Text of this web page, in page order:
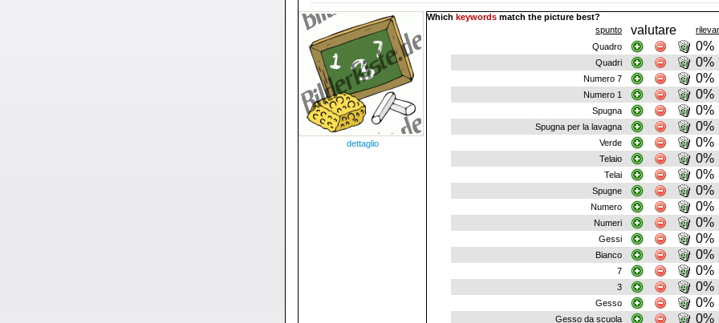
dettaglio
Which keywords match the picture best?
spunto
valutare
Quadro
0%
Quadri 0%
Numero 7 0%
Numero 1 0%
Spugna 0%
Spugna per la lavagna 0%
Verde 0%
Telaio 0%
Telai 0%
Spugne 0%
Numero 0%
Numeri 0%
Gessi 0%
Bianco 0%
7 0%
3 0%
Gesso 0%
Gesso da scuola 0%